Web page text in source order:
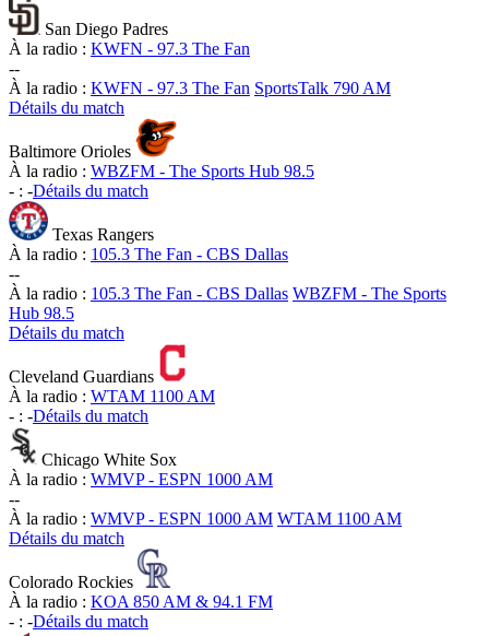
San Diego Padres
À la radio : KWFN - 97.3 The Fan
--
À la radio : KWFN - 97.3 The Fan SportsTalk 790 AM
Détails du match
Baltimore Orioles
À la radio : WBZFM - The Sports Hub 98.5
- : -Détails du match
Texas Rangers
À la radio : 105.3 The Fan - CBS Dallas
--
À la radio : 105.3 The Fan - CBS Dallas WBZFM - The Sports
Hub 98.5
Détails du match
Cleveland Guardians
À la radio : WTAM 1100 AM
- : -Détails du match
Chicago White Sox
À la radio : WMVP - ESPN 1000 AM
--
À la radio : WMVP - ESPN 1000 AM WTAM 1100 AM
Détails du match
Colorado Rockies
À la radio : KOA 850 AM & 94.1 FM
- : -Détails du match